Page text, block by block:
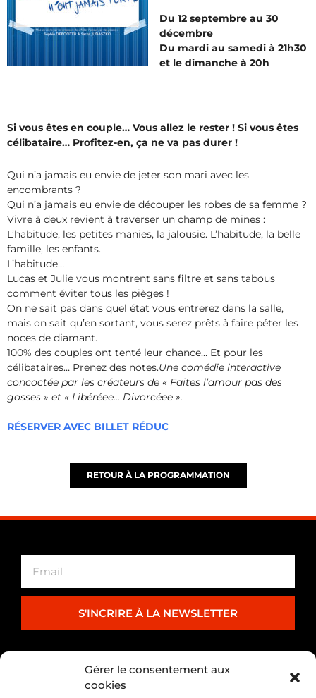
Gérer le consentement aux
cookies
Du 12 septembre au 30
décembre
Du mardi au samedi à 21h30
et le dimanche à 20h
Si vous êtes en couple… Vous allez le rester ! Si vous êtes
célibataire… Profitez-en, ça ne va pas durer !
Qui n’a jamais eu envie de jeter son mari avec les
encombrants ?
Qui n’a jamais eu envie de découper les robes de sa femme ?
Vivre à deux revient à traverser un champ de mines :
L’habitude, les petites manies, la jalousie. L’habitude, la belle
famille, les enfants.
L’habitude…
Lucas et Julie vous montrent sans filtre et sans tabous
comment éviter tous les pièges !
On ne sait pas dans quel état vous entrerez dans la salle,
mais on sait qu’en sortant, vous serez prêts à faire péter les
noces de diamant.
100% des couples ont tenté leur chance… Et pour les
célibataires… Prenez des notes.Une comédie interactive
concoctée par les créateurs de « Faites l’amour pas des
gosses » et « Libéréee… Divorcéee ».
RÉSERVER AVEC BILLET RÉDUC
RETOUR À LA PROGRAMMATION
S'INCRIRE À LA NEWSLETTER
PARTENARIAT